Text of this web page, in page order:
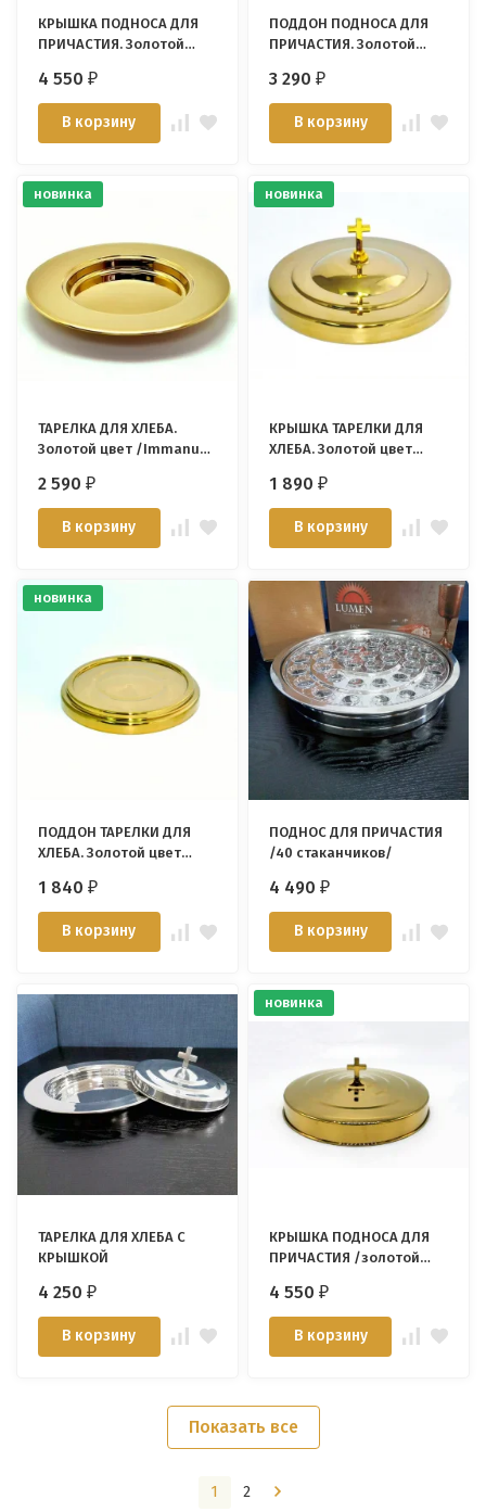
КРЫШКА ПОДНОСА ДЛЯ
ПРИЧАСТИЯ. Золотой
Enterprise/
4 550₽
В корзину
ПОДДОН ПОДНОСА ДЛЯ
ПРИЧАСТИЯ. Золотой
Enterprise/
3 290₽
В корзину
новинка
ТАРЕЛКА ДЛЯ ХЛЕБА.
Золотой цвет /Immanuel
2 590₽
В корзину
новинка
КРЫШКА ТАРЕЛКИ ДЛЯ
ХЛЕБА. Золотой цвет
1 890₽
В корзину
новинка
ПОДДОН ТАРЕЛКИ ДЛЯ
ХЛЕБА. Золотой цвет
1 840₽
В корзину
ПОДНОС ДЛЯ ПРИЧАСТИЯ
/40 стаканчиков/
4 490₽
В корзину
ТАРЕЛКА ДЛЯ ХЛЕБА С
КРЫШКОЙ
4 250₽
В корзину
новинка
КРЫШКА ПОДНОСА ДЛЯ
ПРИЧАСТИЯ /золотой
4 550₽
В корзину
Показать все
1 2